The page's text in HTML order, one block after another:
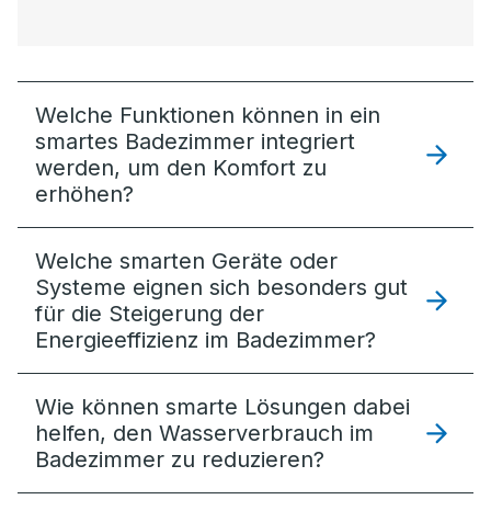
Welche Funktionen können in ein
smartes Badezimmer integriert
werden, um den Komfort zu
erhöhen?
Welche smarten Geräte oder
Systeme eignen sich besonders gut
für die Steigerung der
Energieeffizienz im Badezimmer?
Wie können smarte Lösungen dabei
helfen, den Wasserverbrauch im
Badezimmer zu reduzieren?